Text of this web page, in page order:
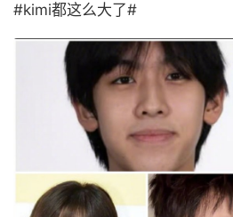
#kimi都这么大了# ​